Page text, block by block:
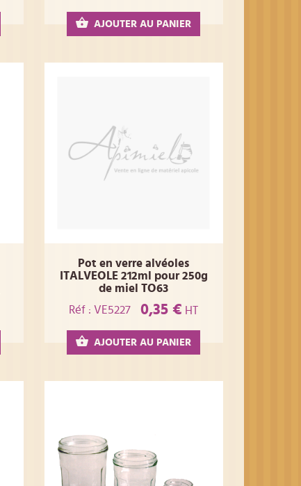
AJOUTER AU PANIER
Pot en verre alvéoles
ITALVEOLE 212ml pour 250g
de miel TO63
Réf : VE5227
0,35 € HT
AJOUTER AU PANIER